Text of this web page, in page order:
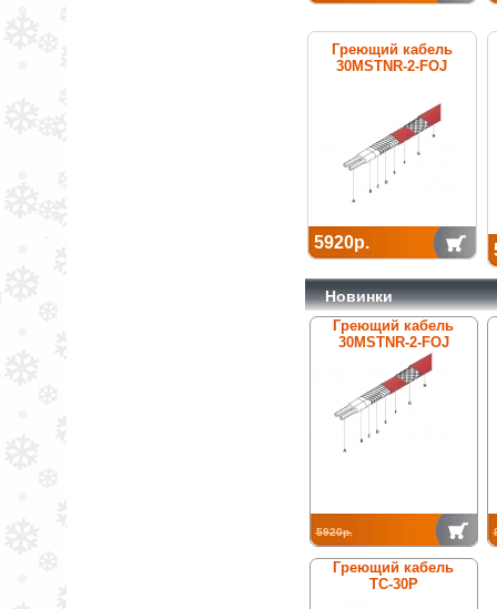
Греющий кабель
30MSTNR-2-FOJ
5920р.
Новинки
Греющий кабель
30MSTNR-2-FOJ
5920р.
Греющий кабель
ТС-30Р